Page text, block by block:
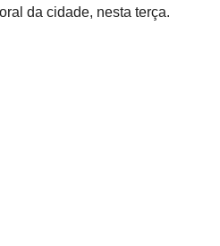
da cidade, nesta terça.